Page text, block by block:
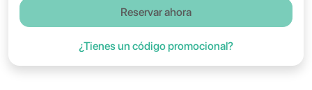
Reservar ahora
¿Tienes un código promocional?